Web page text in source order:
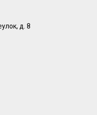
д. 8